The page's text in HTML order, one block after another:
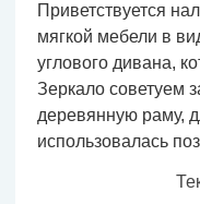
Приветствуется
мягкой мебели в
углового дивана,
Зеркало советуем
деревянную раму,
использовалась